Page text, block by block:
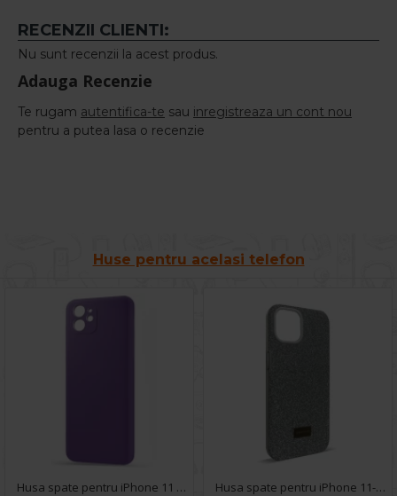
RECENZII CLIENTI:
Nu sunt recenzii la acest produs.
Adauga Recenzie
Te rugam autentifica-te sau inregistreaza un cont nou
pentru a putea lasa o recenzie
Huse pentru acelasi telefon
Husa spate pentru iPhone 11 - Silicon Line Mov Husa spate pentru iPhone 11- Glow case